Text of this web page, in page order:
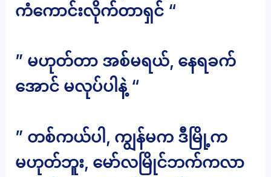
ကံကောင်းလိုက်တာရှင် “
” မဟုတ်တာ အစ်မရယ်, နေရခက်
အောင် မလုပ်ပါနဲ့ “
” တစ်ကယ်ပါ, ကျွန်မက ဒီမြို့က
မဟုတ်ဘူး, မော်လမြိုင်ဘက်ကလာ